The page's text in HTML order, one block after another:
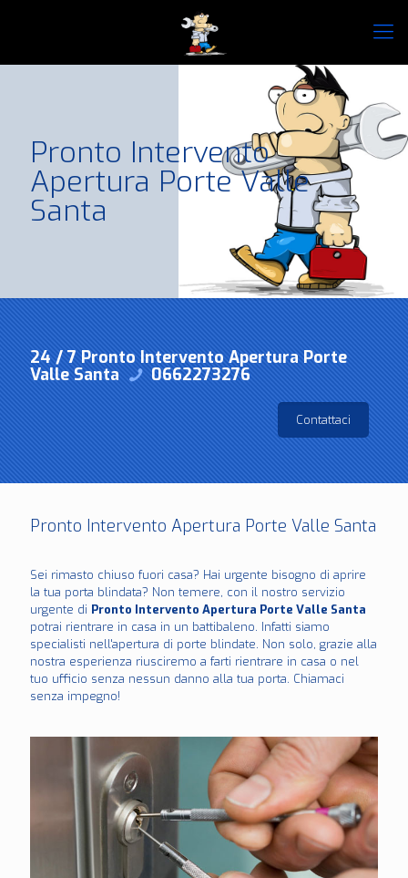
Pronto Intervento
Apertura Porte Valle
Santa
24 / 7 Pronto Intervento Apertura Porte
Valle Santa 0662273276
Contattaci
Pronto Intervento Apertura Porte Valle Santa
Sei rimasto chiuso fuori casa? Hai urgente bisogno di aprire
la tua porta blindata? Non temere, con il nostro servizio
urgente di Pronto Intervento Apertura Porte Valle Santa
potrai rientrare in casa in un battibaleno. Infatti siamo
specialisti nell'apertura di porte blindate. Non solo, grazie alla
nostra esperienza riusciremo a farti rientrare in casa o nel
tuo ufficio senza nessun danno alla tua porta. Chiamaci
senza impegno!